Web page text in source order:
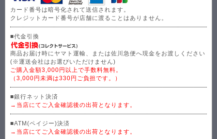
カード番号は暗号化されて送信されます。
クレジットカード番号が店舗に渡ることはありません。
■代金引換
商品お届け時にヤマト運輸、または佐川急便へ現金をお渡しください
(※運送会社はお選びいただけません)
ご購入金額3,000円以上で手数料無料。
（3,000円未満は330円ご負担です。）
■銀行ネット決済
→当店にてご入金確認後の出荷となります。
■ATM(ペイジー)決済
→当店にてご入金確認後の出荷となります。